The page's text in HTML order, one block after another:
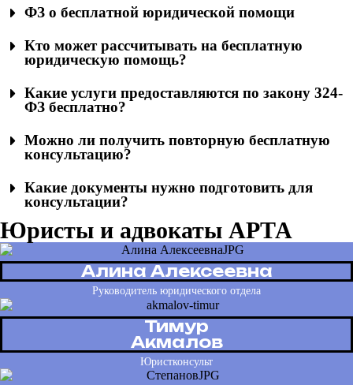
ФЗ о бесплатной юридической помощи
Кто может рассчитывать на бесплатную
юридическую помощь?
Какие услуги предоставляются по закону 324-
ФЗ бесплатно?
Можно ли получить повторную бесплатную
консультацию?
Какие документы нужно подготовить для
консультации?
Юристы и адвокаты АРТА
Алина Алексеевна
Руководитель юридического отдела
Тимур
Акмалов
Юристконсульт